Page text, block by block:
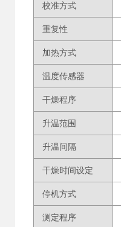
校准方式
重复性
加热方式
温度传感器
干燥程序
升温范围
升温间隔
干燥时间设定
停机方式
测定程序